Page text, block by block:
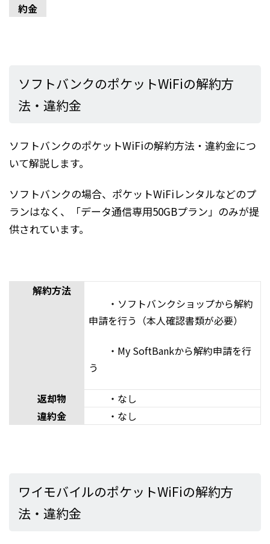
約金
ソフトバンクのポケットWiFiの解約方
法・違約金
ソフトバンクのポケットWiFiの解約方法・違約金につ
いて解説します。
ソフトバンクの場合、ポケットWiFiレンタルなどのプ
ランはなく、「データ通信専用50GBプラン」のみが提
供されています。
解約方法
・ソフトバンクショップから解約
申請を行う（本人確認書類が必要）
・My SoftBankから解約申請を行
う
返却物
・なし
違約金
・なし
ワイモバイルのポケットWiFiの解約方
法・違約金